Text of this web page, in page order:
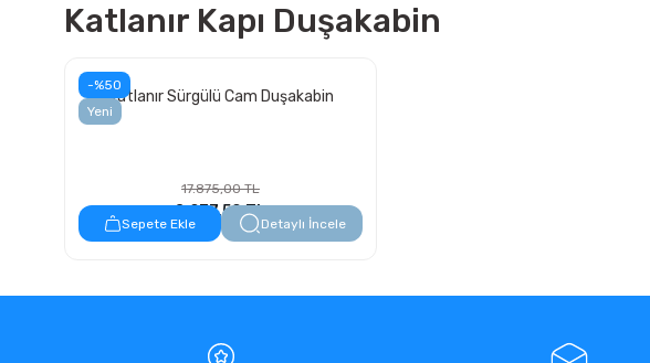
Katlanır Kapı Duşakabin
-%50
Yeni
Katlanır Sürgülü Cam Duşakabin
17.875,00 TL
8.937,50 TL
Sepete Ekle Detaylı İncele